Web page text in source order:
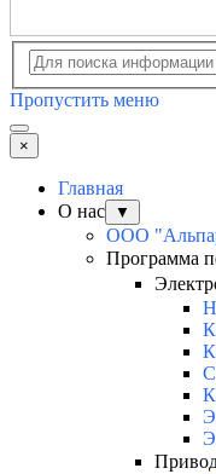
Пропустить меню
×
Главная
О нас
▼
ООО
Программа